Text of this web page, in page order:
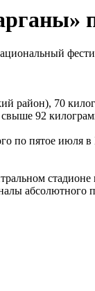
район), 70
92
по пятое июля